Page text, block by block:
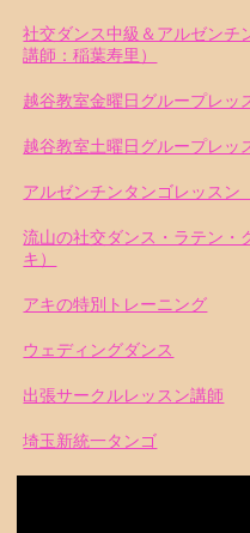
社交ダンス中級＆アルゼン
講師：稲葉寿里）
越谷教室金曜日グループレッ
越谷教室土曜日グループレッ
アルゼンチンタンゴレッスン
流山の社交ダンス・ラテン・
キ）
アキの特別トレーニング
ウェディングダンス
出張サークルレッスン講師
埼玉新統一タンゴ